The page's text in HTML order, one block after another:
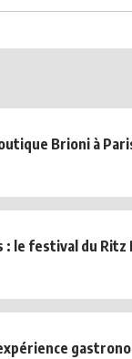
Brioni à
: le festival du Ritz